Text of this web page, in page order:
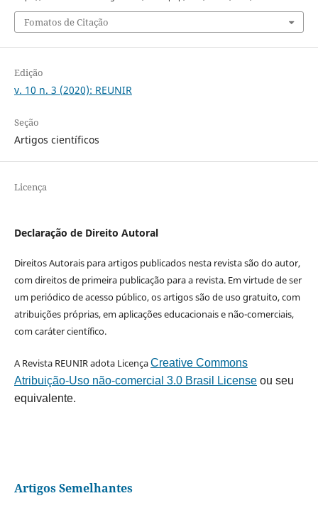
Fomatos de Citação
Edição
v. 10 n. 3 (2020): REUNIR
Seção
Artigos científicos
Licença
Declaração de Direito Autoral
Direitos Autorais para artigos publicados nesta revista são do autor,
com direitos de primeira publicação para a revista. Em virtude de ser
um periódico de acesso público, os artigos são de uso gratuito, com
atribuições próprias, em aplicações educacionais e não-comerciais,
com caráter científico.
A Revista REUNIR adota LicençaCreative Commons
Atribuição-Uso não-comercial 3.0 Brasil Licenseou seu
equivalente.
Artigos Semelhantes